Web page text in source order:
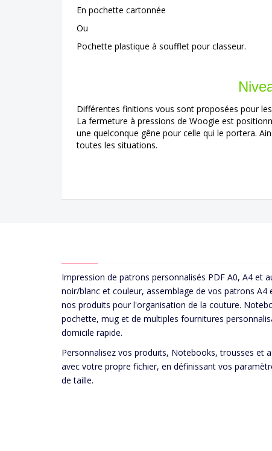
En pochette cartonnée
Ou
Pochette plastique à soufflet pour classeur.
Différentes finitions vous sont proposées pour
La fermeture à pressions de Woogie est
une quelconque gêne pour celle qui le portera.
toutes les situations.
Impression de patrons personnalisés PDF A0, A4 et
noir/blanc et couleur, assemblage de vos patrons A4
nos produits pour l'organisation de la couture.
pochette, mug et de multiples fournitures
domicile rapide.
Personnalisez vos produits, Notebooks, trousses et
avec votre propre fichier, en définissant vos
de taille.